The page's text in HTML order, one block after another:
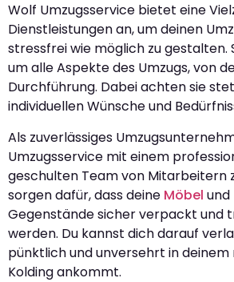
Wolf Umzugsservice bietet eine
Dienstleistungen an, um deinen
stressfrei wie möglich zu gestalten.
um alle Aspekte des Umzugs, von
Durchführung. Dabei achten sie
individuellen Wünsche und
Als zuverlässiges
Umzugsservice mit einem
geschulten Team von Mitarbeitern
sorgen dafür, dass deine Möbel
Gegenstände sicher verpackt und
werden. Du kannst dich darauf
pünktlich und unversehrt in deinem
Kolding ankommt.